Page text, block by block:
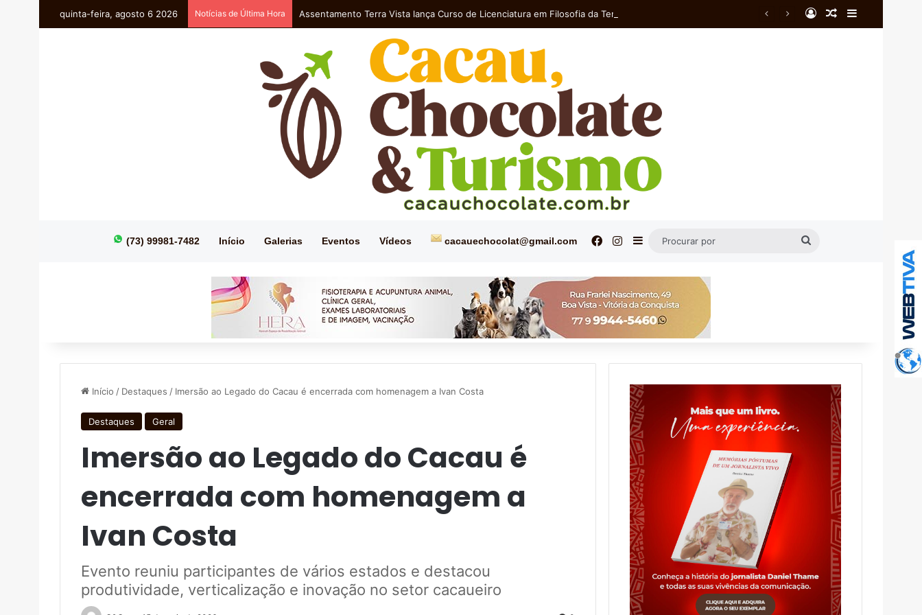
quinta-feira, agosto 6 2026 Notícias de Última Hora Assentamento Terra Vista lança Curso de Licenciatura em Filosofia da Terra EntrarArtigo aleatório
Barra Lateral
(73) 99981-7482 Início Galerias Eventos Vídeos cacauechocolat@gmail.com Facebook
Instagram
Barra Lateral
Procurar
Início / Destaques / Imersão ao Legado do Cacau é encerrada com homenagem a Ivan Costa
Destaques Geral
Imersão ao Legado do Cacau é
encerrada com homenagem a
Ivan Costa
Evento reuniu participantes de vários estados e destacou
produtividade, verticalização e inovação no setor cacaueiro